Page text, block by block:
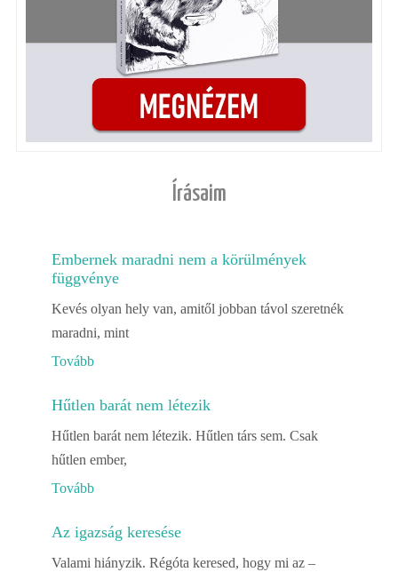
Írásaim
Embernek maradni nem a körülmények
függvénye
Kevés olyan hely van, amitől jobban távol szeretnék
maradni, mint
Tovább
Hűtlen barát nem létezik
Hűtlen barát nem létezik. Hűtlen társ sem. Csak
hűtlen ember,
Tovább
Az igazság keresése
Valami hiányzik. Régóta keresed, hogy mi az –